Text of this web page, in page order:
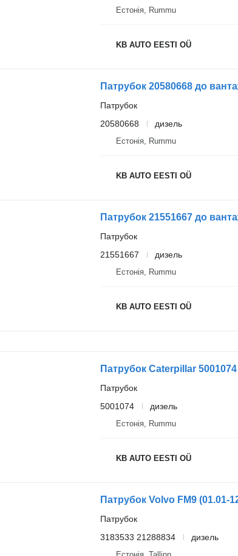
Естонія, Rummu
KB AUTO EESTI OÜ
Патрубок 20580668 до
Патрубок
20580668
дизель
Естонія, Rummu
KB AUTO EESTI OÜ
Патрубок 21551667 до
Патрубок
21551667
дизель
Естонія, Rummu
KB AUTO EESTI OÜ
Патрубок Caterpillar
Патрубок
5001074
дизель
Естонія, Rummu
KB AUTO EESTI OÜ
Патрубок
3183533 21288834
дизель